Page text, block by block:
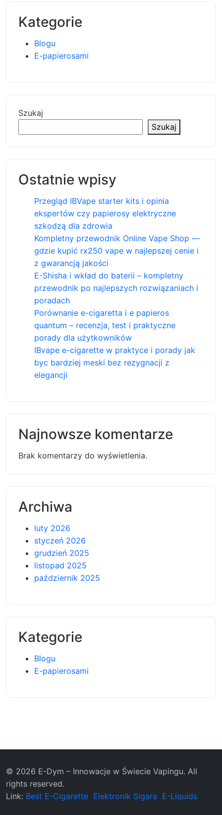
Kategorie
Blogu
E-papierosami
Szukaj
Szukaj
Ostatnie wpisy
Przegląd IBVape starter kits i opinia
ekspertów czy papierosy elektryczne
szkodzą dla zdrowia
Kompletny przewodnik Online Vape Shop —
gdzie kupić rx250 vape w najlepszej cenie i
z gwarancją jakości
E-Shisha i wkład do baterii – kompletny
przewodnik po najlepszych rozwiązaniach i
poradach
Porównanie e-cigaretta i e papieros
quantum – recenzja, test i praktyczne
porady dla użytkowników
IBvape e-cigarette w praktyce i porady jak
byc bardziej meski bez rezygnacji z
elegancji
Najnowsze komentarze
Brak komentarzy do wyświetlenia.
Archiwa
luty 2026
styczeń 2026
grudzień 2025
listopad 2025
październik 2025
Kategorie
Blogu
E-papierosami
© 2026 E-Dym – Innowacje w Świecie Vapingu. All
rights reserved.
Link: Best E-Cigarette Elektronik Sigara E-Liquids